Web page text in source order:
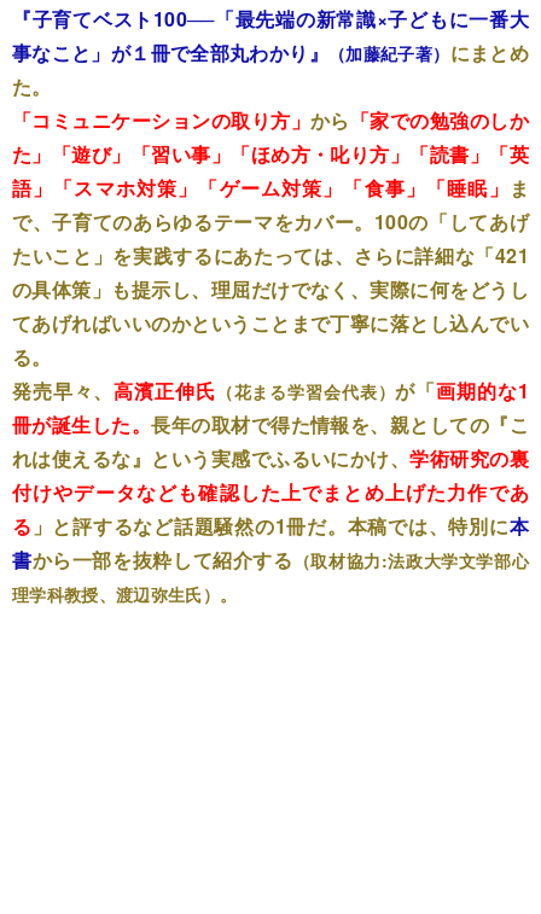
『子育てベスト100──「最先端の新常識×子どもに一番大
事なこと」が１冊で全部丸わかり』
（加藤紀子著） にまとめ
た。
「コミュニケーションの取り方」 から 「家での勉強のしか
た」「遊び」「習い事」「ほめ方・叱り方」「読書」「英
語」「スマホ対策」「ゲーム対策」「食事」「睡眠」 ま
で、子育てのあらゆるテーマをカバー。100の「してあげ
たいこと」を実践するにあたっては、さらに詳細な「421
の具体策」も提示し、理屈だけでなく、実際に何をどうし
てあげればいいのかということまで丁寧に落とし込んでい
る。
発売早々、高濱正伸氏 （花まる学習会代表）が「画期的な1
冊が誕生した。長年の取材で得た情報を、親としての『こ
れは使えるな』という実感でふるいにかけ、学術研究の裏
付けやデータなども確認した上でまとめ上げた力作であ
る 」と評するなど話題騒然の1冊だ。本稿では、特別に本
書から一部を抜粋して紹介する （取材協力:法政大学文学部心
理学科教授、渡辺弥生氏）。